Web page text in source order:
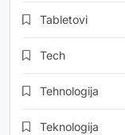
Tabletovi
Tech
Tehnologija
Teknologija